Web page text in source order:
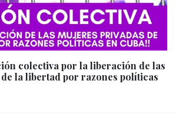
colectiva por la liberación de las
la libertad por razones políticas